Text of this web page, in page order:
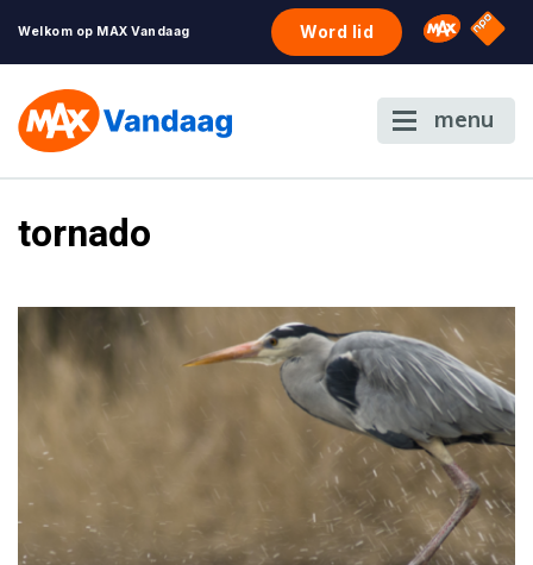
Welkom op MAX Vandaag Word lid Omroep
NPO
menu
tornado